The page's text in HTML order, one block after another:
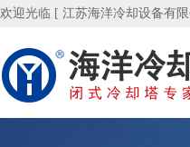
欢迎光临 [ 江苏海洋冷却设备有限